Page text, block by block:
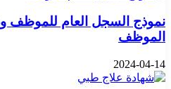
نموذج السجل العام للموظف
الموظف
2024-04-14